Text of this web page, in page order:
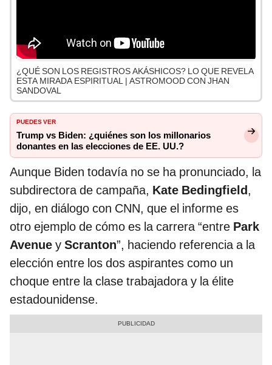
¿QUÉ SON LOS REGISTROS AKÁSHICOS? LO QUE REVELA
ESTA MIRADA ESPIRITUAL | ASTROMOOD CON JHAN
SANDOVAL
PUEDES VER
Trump vs Biden: ¿quiénes son los millonarios
donantes en las elecciones de EE. UU.?
Aunque Biden todavía no se ha pronunciado, la
subdirectora de campaña, Kate Bedingfield,
dijo, en diálogo con CNN, que el informe es
otro ejemplo de cómo es la carrera “entre Park
Avenue y Scranton”, haciendo referencia a la
elección entre los dos aspirantes como un
choque entre la clase trabajadora y la élite
estadounidense.